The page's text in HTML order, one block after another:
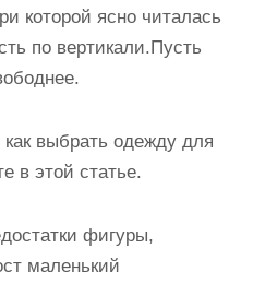
которой ясно читалась
по вертикали.Пусть
выбрать одежду для
в этой статье.
фигуры,
маленький